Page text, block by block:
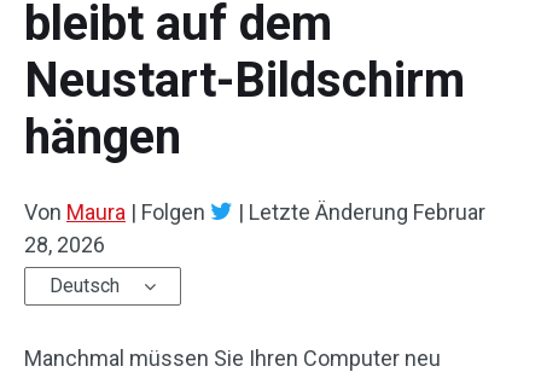
bleibt auf dem
Neustart-Bildschirm
hängen
Von Maura | Folgen | Letzte Änderung Februar
28, 2026
Deutsch
Manchmal müssen Sie Ihren Computer neu